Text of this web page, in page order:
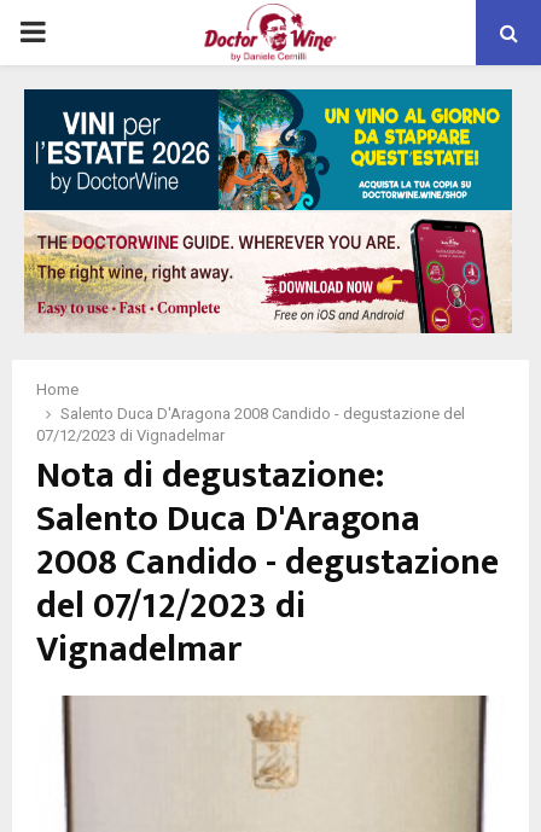
PRIMARY
MENU
Home
Salento Duca D'Aragona 2008 Candido - degustazione del
07/12/2023 di Vignadelmar
Nota di degustazione:
Salento Duca D'Aragona
2008 Candido - degustazione
del 07/12/2023 di
Vignadelmar